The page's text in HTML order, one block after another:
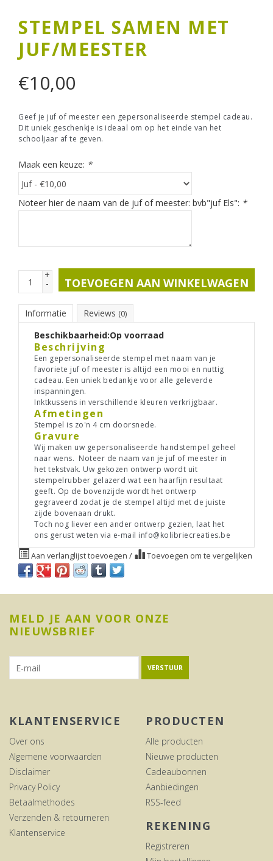
STEMPEL SAMEN MET
JUF/MEESTER
€10,00
Geef je juf of meester een gepersonaliseerde stempel cadeau.
Dit uniek geschenkje is ideaal om op het einde van het
schooljaar af te geven.
Maak een keuze: *
Noteer hier de naam van de juf of meester: bvb"juf Els": *
+
- TOEVOEGEN AAN WINKELWAGEN
Informatie Reviews (0)
Beschikbaarheid:Op voorraad
Beschrijving
Een gepersonaliseerde stempel met naam van je
favoriete juf of meester is altijd een mooi en nuttig
cadeau. Een uniek bedankje voor alle geleverde
inspanningen.
Inktkussens in verschillende kleuren verkrijgbaar.
Afmetingen
Stempel is zo'n 4 cm doorsnede.
Gravure
Wij maken uw gepersonaliseerde handstempel geheel
naar wens. Noteer de naam van je juf of meester in
het tekstvak. Uw gekozen ontwerp wordt uit
stempelrubber gelazerd wat een haarfijn resultaat
geeft. Op de bovenzijde wordt het ontwerp
gegraveerd zodat je de stempel altijd met de juiste
zijde bovenaan drukt.
Toch nog liever een ander ontwerp gezien, laat het
ons gerust weten via e-mail info@kolibriecreaties.be
Aan verlanglijst toevoegen / Toevoegen om te vergelijken
MELD JE AAN VOOR ONZE
NIEUWSBRIEF
VERSTUUR
KLANTENSERVICE
Over ons
Algemene voorwaarden
Disclaimer
Privacy Policy
Betaalmethodes
Verzenden & retourneren
Klantenservice
PRODUCTEN
Alle producten
Nieuwe producten
Cadeaubonnen
Aanbiedingen
RSS-feed
REKENING
Registreren